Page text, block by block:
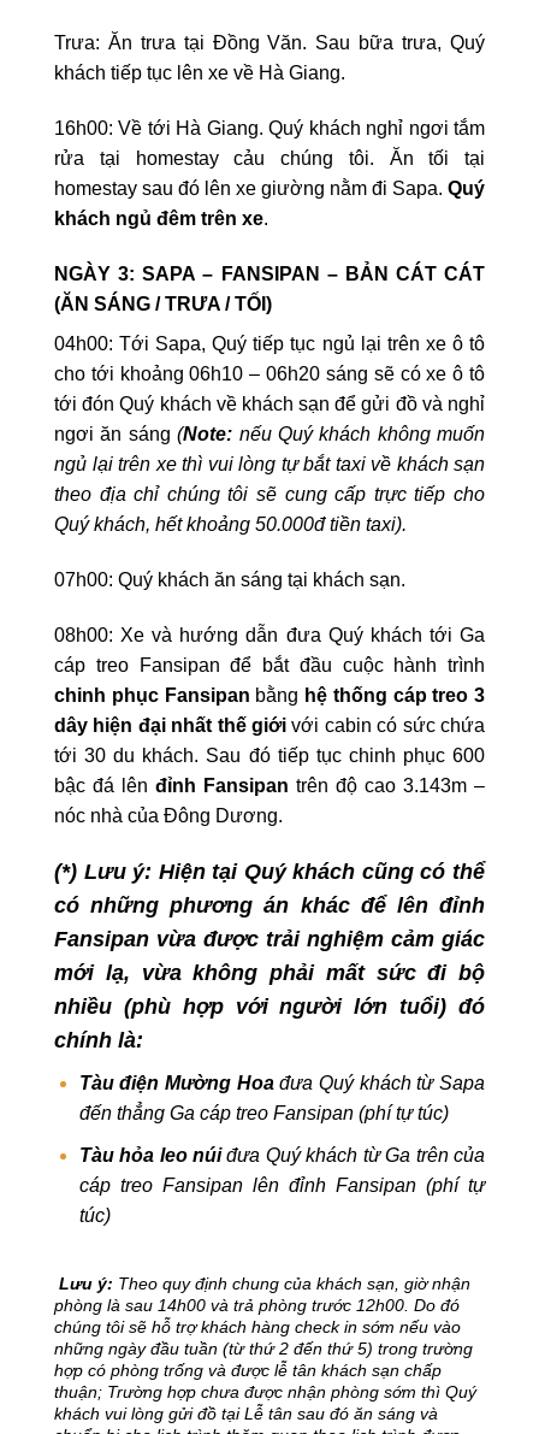
Trưa: Ăn trưa tại Đồng Văn. Sau bữa trưa, Quý
khách tiếp tục lên xe về Hà Giang.
16h00: Về tới Hà Giang. Quý khách nghỉ ngơi tắm
rửa tại homestay cảu chúng tôi. Ăn tối tại
homestay sau đó lên xe giường nằm đi Sapa. Quý
khách ngủ đêm trên xe.
NGÀY 3: SAPA – FANSIPAN – BẢN CÁT CÁT
(ĂN SÁNG / TRƯA / TỐI)
04h00: Tới Sapa, Quý tiếp tục ngủ lại trên xe ô tô
cho tới khoảng 06h10 – 06h20 sáng sẽ có xe ô tô
tới đón Quý khách về khách sạn để gửi đồ và nghỉ
ngơi ăn sáng(Note: nếu Quý khách không muốn
ngủ lại trên xe thì vui lòng tự bắt taxi về khách sạn
theo địa chỉ chúng tôi sẽ cung cấp trực tiếp cho
Quý khách, hết khoảng 50.000đ tiền taxi).
07h00: Quý khách ăn sáng tại khách sạn.
08h00: Xe và hướng dẫn đưa Quý khách tới Ga
cáp treo Fansipan để bắt đầu cuộc hành trình
chinh phục Fansipan bằng hệ thống cáp treo 3
dây hiện đại nhất thế giớivới cabin có sức chứa
tới 30 du khách. Sau đó tiếp tục chinh phục 600
bậc đá lên đỉnh Fansipan trên độ cao 3.143m –
nóc nhà của Đông Dương.
(*) Lưu ý: Hiện tại Quý khách cũng có thể
có những phương án khác để lên đỉnh
Fansipan vừa được trải nghiệm cảm giác
mới lạ, vừa không phải mất sức đi bộ
nhiều (phù hợp với người lớn tuổi)đó
chính là:
Tàu điện Mường Hoađưa Quý khách từ Sapa
đến thẳng Ga cáp treo Fansipan (phí tự túc)
Tàu hỏa leo núiđưa Quý khách từ Ga trên của
cáp treo Fansipan lên đỉnh Fansipan (phí tự
túc)
Lưu ý: Theo quy định chung của khách sạn, giờ nhận
phòng là sau 14h00 và trả phòng trước 12h00. Do đó
chúng tôi sẽ hỗ trợ khách hàng check in sớm nếu vào
những ngày đầu tuần (từ thứ 2 đến thứ 5) trong trường
hợp có phòng trống và được lễ tân khách sạn chấp
thuận; Trường hợp chưa được nhận phòng sớm thì Quý
khách vui lòng gửi đồ tại Lễ tân sau đó ăn sáng và